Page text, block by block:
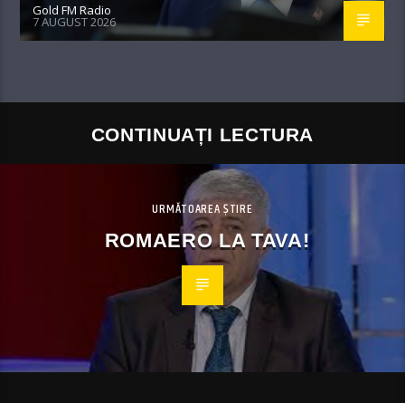
Gold FM Radio
7 AUGUST 2026
CONTINUAȚI LECTURA
URMĂTOAREA ȘTIRE
ROMAERO LA TAVA!